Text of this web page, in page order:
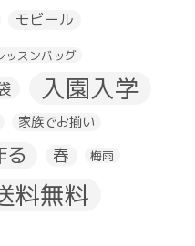
モビール
ッスンバッグ
入園入学
家族でお揃い
る 春 梅雨
料無料